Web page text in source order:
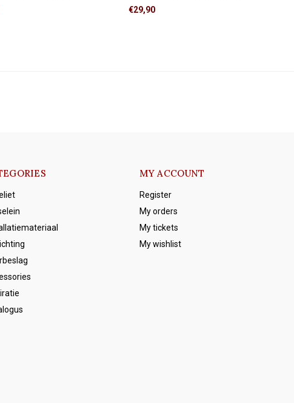
rozetten bestel je hieronder
zeshoekige vorm is typisch jaren 20 van de
€29,90
MY ACCOUNT
Register
My orders
My tickets
My wishlist